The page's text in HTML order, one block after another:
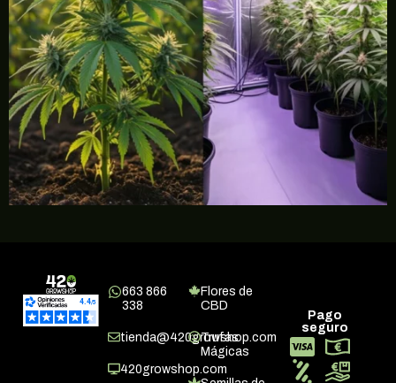
663 866
338
tienda@420growshop.com
420growshop.com
Flores de
CBD
Trufas
Mágicas
Pago
seguro